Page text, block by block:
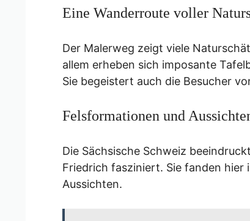
Eine Wanderroute voller
Der Malerweg zeigt viele
allem erheben sich imposante
Sie begeistert auch die Besucher
Felsformationen und
Die Sächsische Schweiz
Friedrich fasziniert. Sie fanden
Aussichten.